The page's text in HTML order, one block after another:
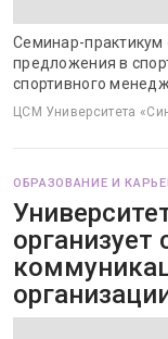
Семинар-практикум
предложения в
спортивного
ЦСМ Университета
ОБРАЗОВАНИЕ И
организует